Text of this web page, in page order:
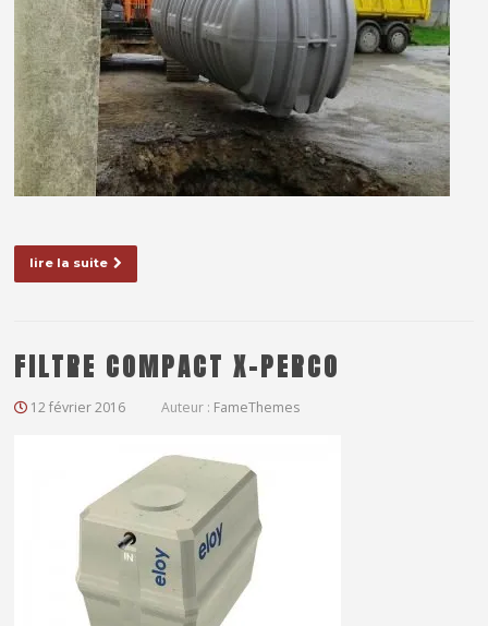
lire la suite
FILTRE COMPACT X-PERCO
12 février 2016 Auteur : FameThemes